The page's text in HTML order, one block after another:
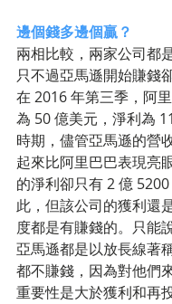
邊個錢多邊個贏？
兩相比較，兩家公司都
只不過亞馬遜開始賺錢
在 2016 年第三季，阿
為 50 億美元，淨利為
時期，儘管亞馬遜的營
起來比阿里巴巴表現亮
的淨利卻只有 2 億
此，但該公司的獲利還
度都是有賺錢的。只能
亞馬遜都是以放長線著
都不賺錢，因為對他們
重要性是大於獲利和再投